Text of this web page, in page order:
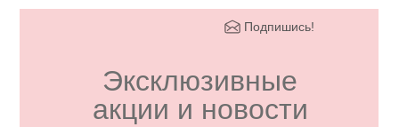
Эксклюзивные
акции и новости
Подпишись!